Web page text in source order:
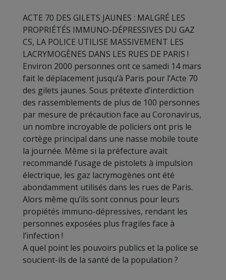
ACTE 70 DES GILETS JAUNES : MALGRÉ LES
PROPRIÉTÉS IMMUNO-DÉPRESSIVES DU GAZ
CS, LA POLICE UTILISE MASSIVEMENT LES
LACRYMOGÈNES DANS LES RUES DE PARIS !
Environ 2000 personnes ont ce samedi 14 mars
fait le déplacement jusqu’à Paris pour l’Acte 70
des gilets jaunes. Sous prétexte d’interdiction
des rassemblements de plus de 100 personnes
par mesure de précaution face au Coronavirus,
un nombre incroyable de policiers ont pris le
cortège principal dans une nasse mobile toute
la journée. Même si la préfecture avait
recommandé l’usage de pistolets à impulsion
électrique, les gaz lacrymogènes ont été
abondamment utilisés dans les rues de Paris.
Alors même qu’ils sont connus pour leurs
propiétés immuno-dépressives, rendant les
personnes exposées plus fragiles face à
l’infection !
A quel point les pouvoirs publics et la police se
soucient-ils de la santé de la population ?